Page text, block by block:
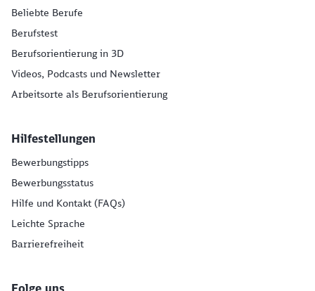
Beliebte Berufe
Berufstest
Berufsorientierung in 3D
Videos, Podcasts und Newsletter
Arbeitsorte als Berufsorientierung
Hilfestellungen
Bewerbungstipps
Bewerbungsstatus
Hilfe und Kontakt (FAQs)
Leichte Sprache
Barrierefreiheit